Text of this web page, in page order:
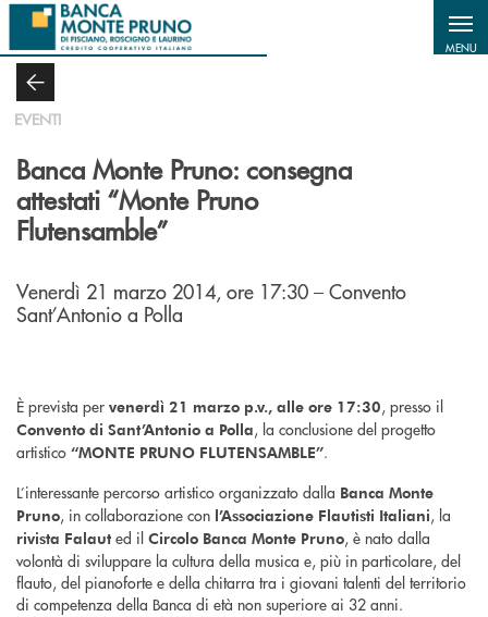
Salta al contenuto principale
MENU
EVENTI
Banca Monte Pruno: consegna
attestati “Monte Pruno
Flutensamble”
Venerdì 21 marzo 2014, ore 17:30 – Convento
Sant’Antonio a Polla
È prevista per venerdì 21 marzo p.v., alle ore 17:30, presso il
Convento di Sant’Antonio a Polla, la conclusione del progetto
artistico “MONTE PRUNO FLUTENSAMBLE”.
L’interessante percorso artistico organizzato dalla Banca Monte
Pruno, in collaborazione con l’Associazione Flautisti Italiani, la
rivista Falaut ed il Circolo Banca Monte Pruno, è nato dalla
volontà di sviluppare la cultura della musica e, più in particolare, del
flauto, del pianoforte e della chitarra tra i giovani talenti del territorio
di competenza della Banca di età non superiore ai 32 anni.